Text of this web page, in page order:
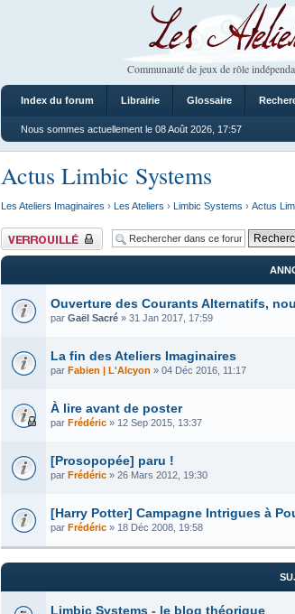
Les Ateliers
Communauté de jeux de rôle
Index du forum Librairie Glossaire
Nous sommes actuellement le 08 Août 2026, 17:57
Actus Limbic Systems
Les Ateliers Imaginaires › Les Ateliers › Limbic Systems › Actus
Forum verrouillé
Ouverture des Courants Alternatifs,
par Gaël Sacré » 31 Jan 2017, 17:59
La fin des Ateliers Imaginaires
par Fabien | L'Alcyon » 04 Déc 2016, 11:17
À lire avant de poster
par Frédéric » 12 Sep 2015, 13:37
[Prosopopée] paru !
par Frédéric » 26 Mars 2012, 19:30
[Harry Potter] Campagne Intrigues à
par Frédéric » 18 Déc 2008, 19:58
Limbic Systems - le blog théorique